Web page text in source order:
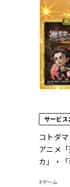
サービス
コトダ
アニメ
カ」・
#ゲーム